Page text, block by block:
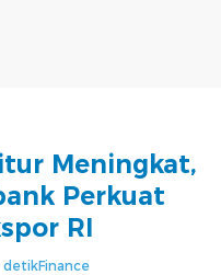
Meningkat,
Perkuat
RI
detikFinance